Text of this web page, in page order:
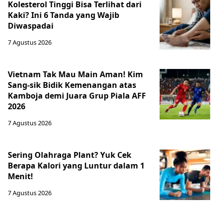
Kolesterol Tinggi Bisa Terlihat dari
Kaki? Ini 6 Tanda yang Wajib
Diwaspadai
7 Agustus 2026
Vietnam Tak Mau Main Aman! Kim
Sang-sik Bidik Kemenangan atas
Kamboja demi Juara Grup Piala AFF
2026
7 Agustus 2026
Sering Olahraga Plant? Yuk Cek
Berapa Kalori yang Luntur dalam 1
Menit!
7 Agustus 2026